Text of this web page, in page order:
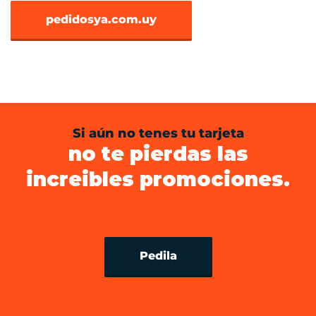
pedidosya.com.uy
Si aún no tenes tu tarjeta
no te pierdas las
increibles promociones.
Pedila